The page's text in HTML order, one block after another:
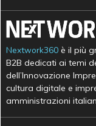
Nextwork360 è il più
B2B dedicati ai temi
dell’Innovazione
cultura digitale e
amministrazioni